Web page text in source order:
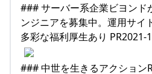
### サーバー系企業ビヨンド
ンジニアを募集中。運用サイ
多彩な福利厚生あり PR2021-
### 中世を生きるアクショ